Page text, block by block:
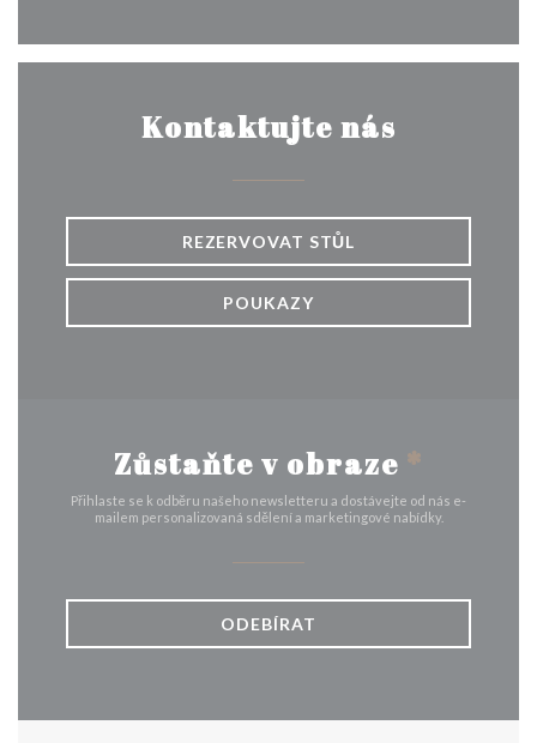
Kontaktujte nás
REZERVOVAT STŮL
POUKAZY
Zůstaňte v obraze *
Přihlaste se k odběru našeho newsletteru a dostávejte od nás e-
mailem personalizovaná sdělení a marketingové nabídky.
ODEBÍRAT